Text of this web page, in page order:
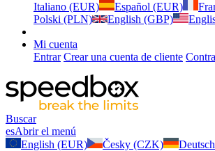
Italiano (EUR)
Español (EUR)
Polski (PLN)
English (GBP)
Mi cuenta
Entrar Crear una cuenta de cliente
Buscar
esAbrir el menú
English (EUR)
Česky (CZK)